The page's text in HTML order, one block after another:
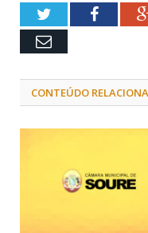
Twitter
Email
CONTEÚDO